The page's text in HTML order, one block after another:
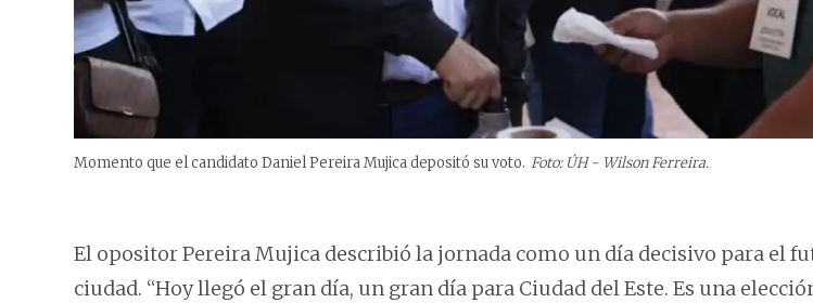
Momento que el candidato Daniel Pereira Mujica depositó su voto. Foto: ÚH - Wilson Ferreira.
El opositor Pereira Mujica describió la jornada como un día decisivo para el
ciudad. “Hoy llegó el gran día, un gran día para Ciudad del Este. Es una